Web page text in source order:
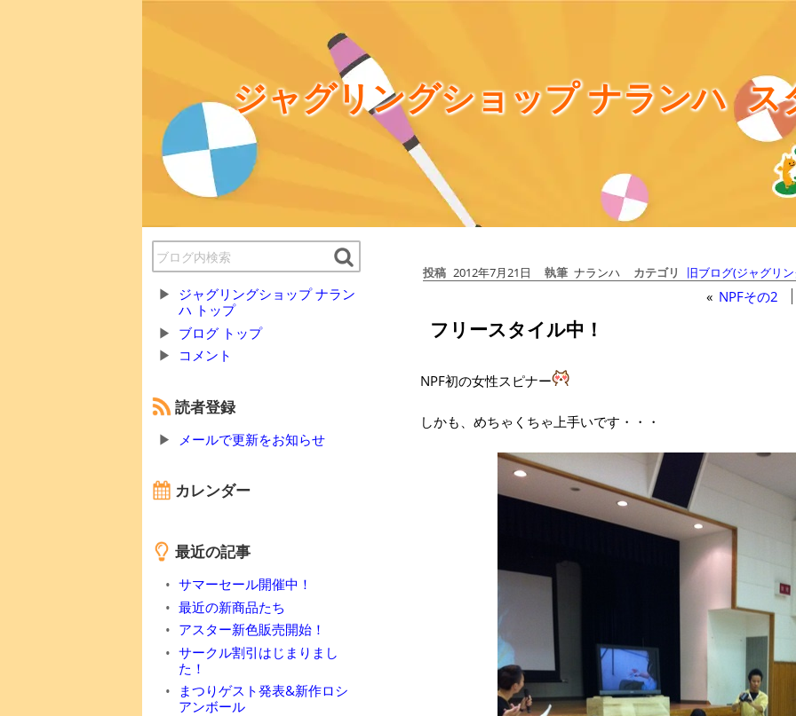
ジャグリングショップ ナランハ ス
ジャグリングショップ ナラン
ハ トップ
ブログ トップ
コメント
読者登録
メールで更新をお知らせ
カレンダー
最近の記事
サマーセール開催中！
最近の新商品たち
アスター新色販売開始！
サークル割引はじまりまし
た！
まつりゲスト発表&新作ロシ
アンボール
投稿 2012年7月21日 執筆 ナランハ カテゴリ 旧ブログ(ジャグリ
« NPFその2
フリースタイル中！
NPF初の女性スピナー
しかも、めちゃくちゃ上手いです・・・